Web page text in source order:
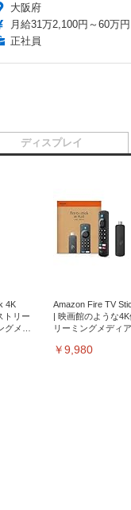
大阪府
月給31万2,100円～60万円
正社員
4K
トリー
メデ
Amazon Fire TV
| 映画館のような4K
リーミングメディア
￥9,980
ディスプレイ